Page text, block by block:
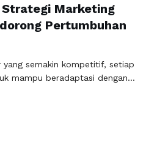
Marketing
Pertumbuhan
semakin kompetitif, setiap
mampu beradaptasi dengan
pertimbangan pembelian,
dan berkembang. …